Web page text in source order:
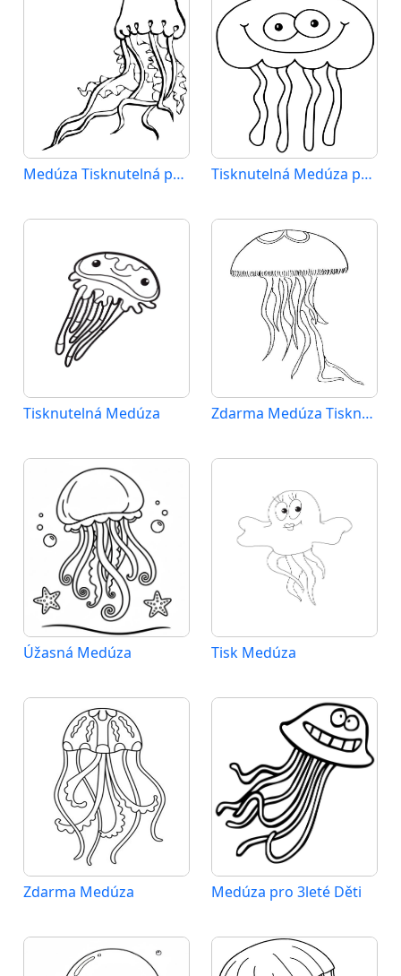
Medúza Tisknutelná pro Děti Tisknutelná Medúza pro Děti
Tisknutelná Medúza Zdarma Medúza Tisknutelná
Úžasná Medúza Tisk Medúza
Zdarma Medúza Medúza pro 3leté Děti